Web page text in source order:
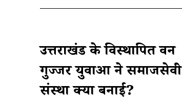
उत्तराखंड के विस्थापित वन
गुज्जर युवाओं ने समाजसेवी
संस्था क्यों बनाई?